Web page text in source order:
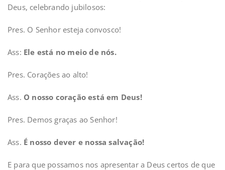
Deus, celebrando jubilosos:
Pres. O Senhor esteja convosco!
Ass: Ele está no meio de nós.
Pres. Corações ao alto!
Ass. O nosso coração está em Deus!
Pres. Demos graças ao Senhor!
Ass. É nosso dever e nossa salvação!
E para que possamos nos apresentar a Deus certos de que